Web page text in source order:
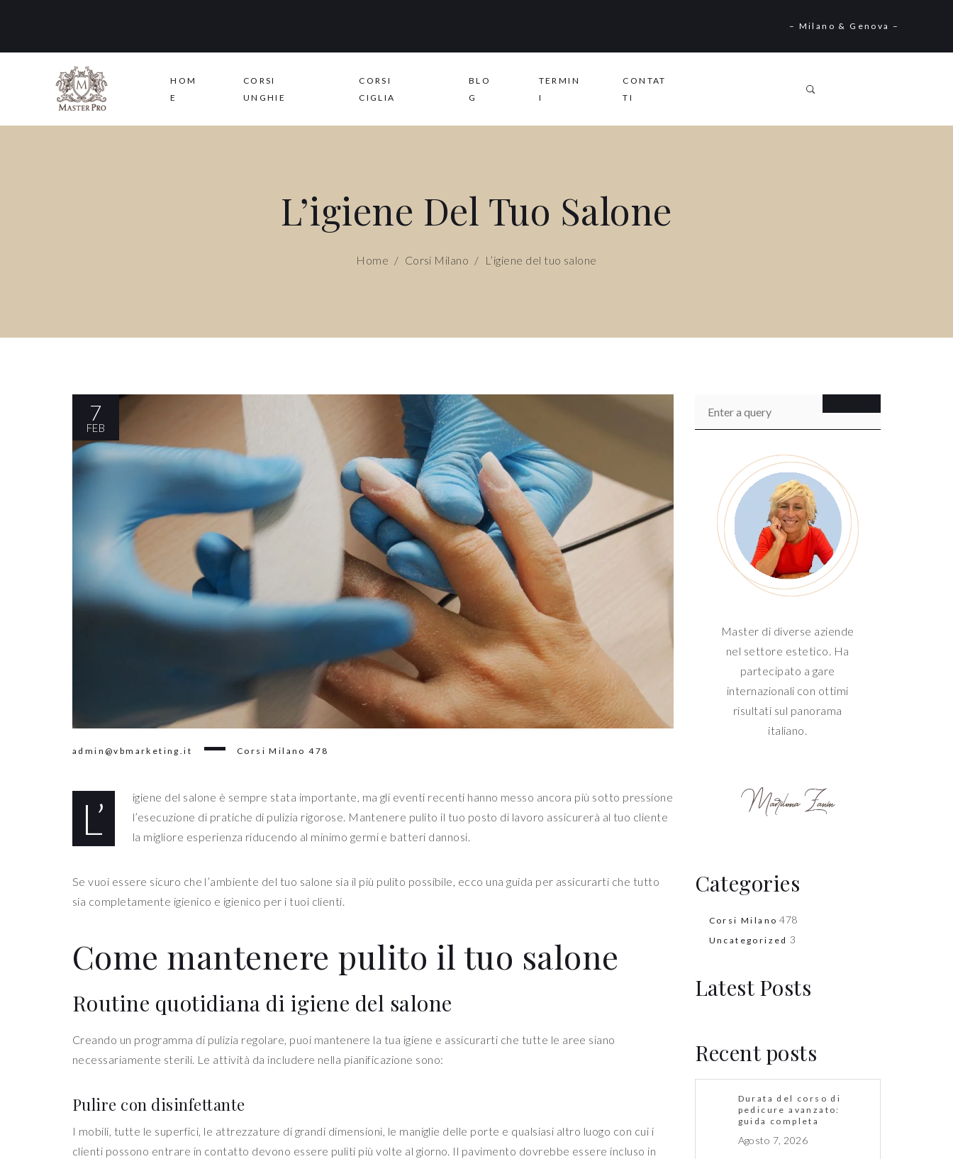
– Milano & Genova –
HOM
E
CORSI
UNGHIE
CORSI
CIGLIA
BLO
G
TERMIN
I
CONTAT
TI
L’igiene Del Tuo Salone
Home / Corsi Milano / L’igiene del tuo salone
7
FEB
admin@vbmarketing.it Corsi Milano478
L’
igiene del salone è sempre stata importante, ma gli eventi recenti hanno messo ancora più sotto pressione
l’esecuzione di pratiche di pulizia rigorose. Mantenere pulito il tuo posto di lavoro assicurerà al tuo cliente
la migliore esperienza riducendo al minimo germi e batteri dannosi.
Se vuoi essere sicuro che l’ambiente del tuo salone sia il più pulito possibile, ecco una guida per assicurarti che tutto
sia completamente igienico e igienico per i tuoi clienti.
Come mantenere pulito il tuo salone
Routine quotidiana di igiene del salone
Creando un programma di pulizia regolare, puoi mantenere la tua igiene e assicurarti che tutte le aree siano
necessariamente sterili. Le attività da includere nella pianificazione sono:
Pulire con disinfettante
I mobili, tutte le superfici, le attrezzature di grandi dimensioni, le maniglie delle porte e qualsiasi altro luogo con cui i
clienti possono entrare in contatto devono essere puliti più volte al giorno. Il pavimento dovrebbe essere incluso in
Master di diverse aziende
nel settore estetico. Ha
partecipato a gare
internazionali con ottimi
risultati sul panorama
italiano.
Categories
Corsi Milano 478
Uncategorized 3
Latest Posts
Recent posts
Durata del corso di
pedicure avanzato:
guida completa
Agosto 7, 2026